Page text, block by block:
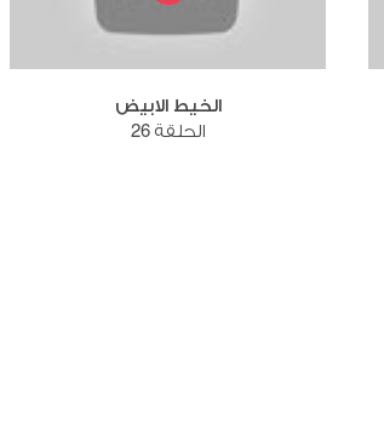
الخيط الابيض
الحلقة 26